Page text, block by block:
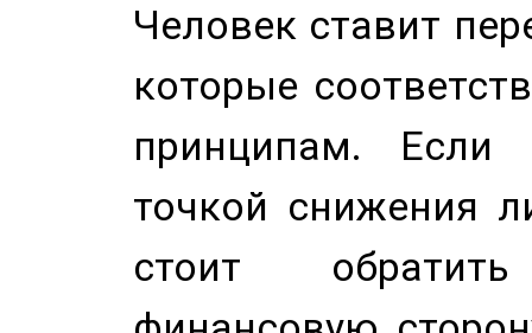
Человек ставит
которые
принципам. Если
точкой снижения
стоит